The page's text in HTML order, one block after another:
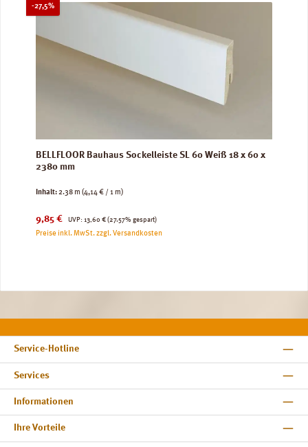
-27,5%Rabatt
BELLFLOOR Bauhaus Sockelleiste SL 60 Weiß 18 x 60 x
2380 mm
Inhalt:2.38 m (4,14 € / 1 m)
Verkaufspreis:
9,85 € UVP:
Regulärer Preis:
13,60 € (27.57% gespart)
Preise inkl. MwSt. zzgl. Versandkosten
Service-Hotline
Services
Informationen
Ihre Vorteile